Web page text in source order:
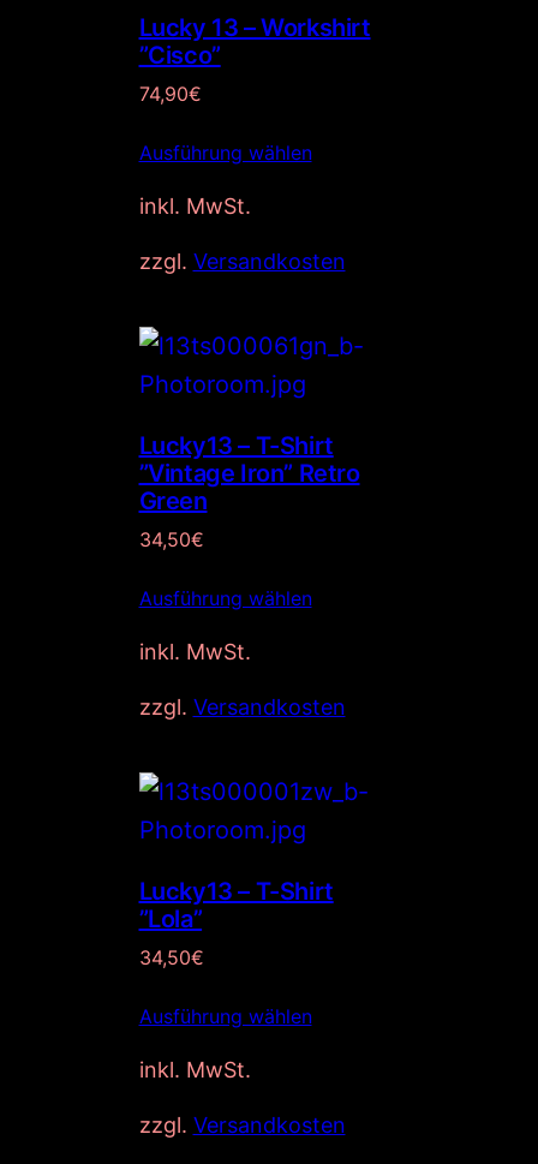
Lucky 13 – Workshirt
”Cisco”
74,90€
Ausführung wählen
inkl. MwSt.
zzgl. Versandkosten
Lucky13 – T-Shirt
”Vintage Iron” Retro
Green
34,50€
Ausführung wählen
inkl. MwSt.
zzgl. Versandkosten
Lucky13 – T-Shirt
”Lola”
34,50€
Ausführung wählen
inkl. MwSt.
zzgl. Versandkosten